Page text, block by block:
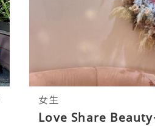
女生
Love Share